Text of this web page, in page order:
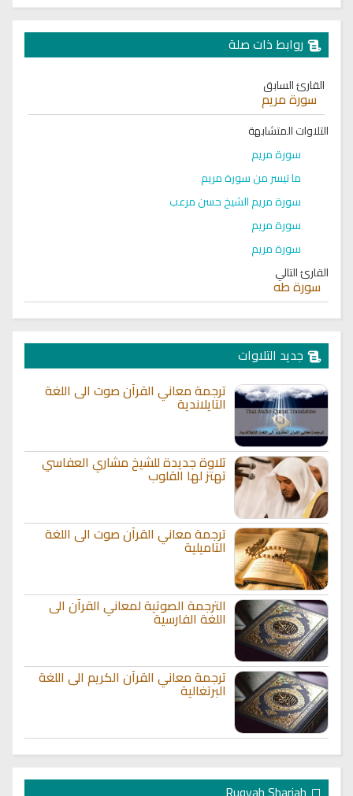
روابط ذات صلة
القارئ السابق
سورة مريم
التلاوات المتشابهة
سورة مريم
ما تيسر من سورة مريم
سورة مريم الشيخ حسن مرعب
سورة مريم
سورة مريم
القارئ التالي
سورة طه
جديد التلاوات
ترجمة معاني القرآن صوت الى اللغة
التايلاندية
تلاوة جديدة للشيخ مشاري العفاسي
تهتز لها القلوب
ترجمة معاني القرآن صوت الى اللغة
التاميلية
الترجمة الصوتية لمعاني القرآن الى
اللغة الفارسية
ترجمة معاني القرآن الكريم الى اللغة
البرتغالية